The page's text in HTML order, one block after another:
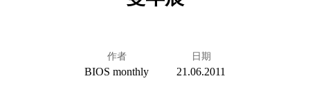
作者
BIOS monthly
日期
21.06.2011